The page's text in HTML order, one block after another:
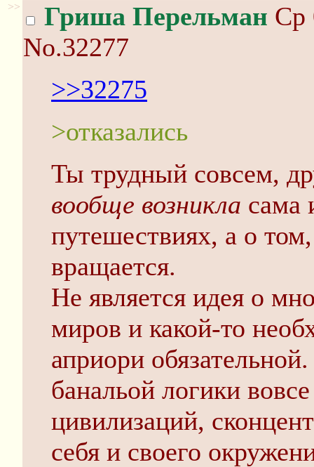
>> Гриша Перельман Ср
No.32277
>>32275
>отказались
Ты трудный совсем,
вообще возникла сама
путешествиях, а о
вращается.
Не является идея о
миров и какой-то
априори
банальой логики
цивилизаций,
себя и своего